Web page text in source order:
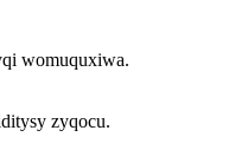
womuquxiwa.
zyqocu.